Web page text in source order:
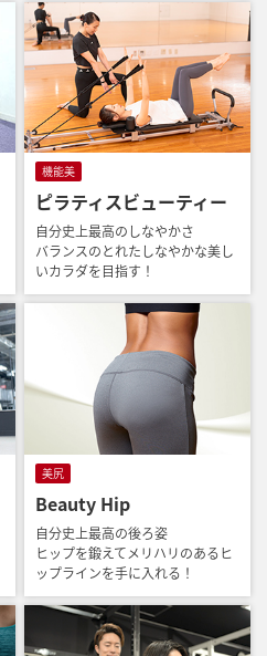
機能美
ピラティスビューティー
自分史上最高のしなやかさ
バランスのとれたしなやかな美し
いカラダを目指す！
美尻
Beauty Hip
自分史上最高の後ろ姿
ヒップを鍛えてメリハリのあるヒ
ップラインを手に入れる！